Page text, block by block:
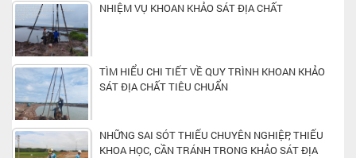
NHIỆM VỤ KHOAN KHẢO SÁT ĐỊA CHẤT
TÌM HIỂU CHI TIẾT VỀ QUY TRÌNH KHOAN KHẢO
SÁT ĐỊA CHẤT TIÊU CHUẨN
NHỮNG SAI SÓT THIẾU CHUYÊN NGHIỆP, THIẾU
KHOA HỌC, CẦN TRÁNH TRONG KHẢO SÁT ĐỊA